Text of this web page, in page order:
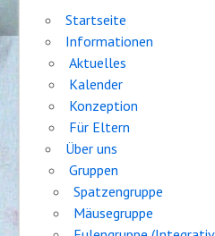
Startseite
Informationen
Aktuelles
Kalender
Konzeption
Für Eltern
Über uns
Gruppen
Spatzengruppe
Mäusegruppe